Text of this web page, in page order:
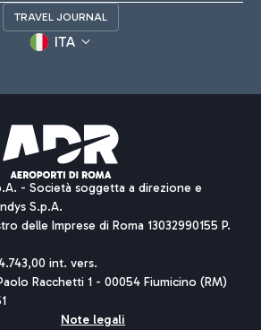
TRAVEL JOURNAL
ITA
- Società soggetta a direzione e
S.p.A.
delle Imprese di Roma 13032990155 P.
int. vers.
Racchetti 1 - 00054 Fiumicino (RM)
Note legali